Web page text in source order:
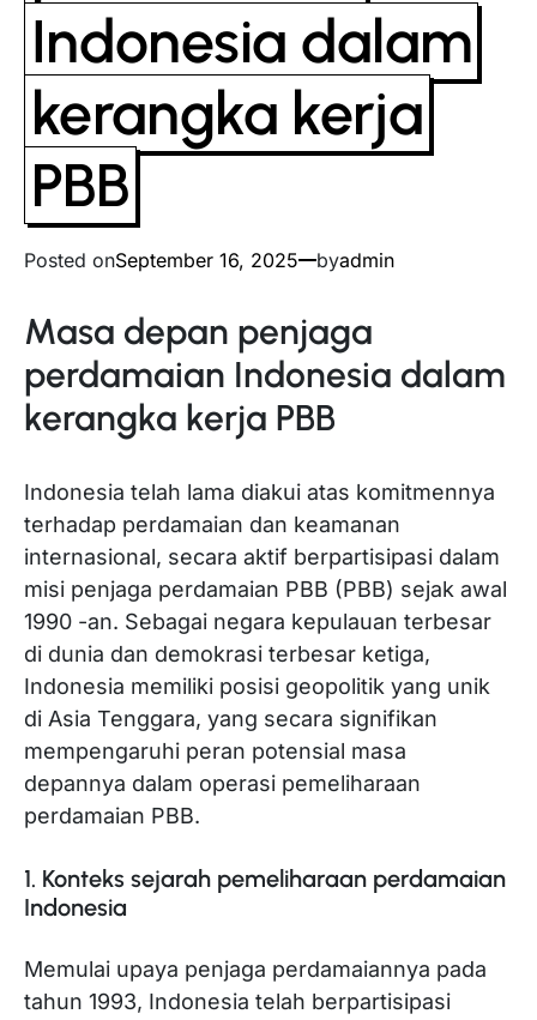
Indonesia dalam
kerangka kerja
PBB
Posted onSeptember 16, 2025 byadmin
Masa depan penjaga
perdamaian Indonesia dalam
kerangka kerja PBB
Indonesia telah lama diakui atas komitmennya
terhadap perdamaian dan keamanan
internasional, secara aktif berpartisipasi dalam
misi penjaga perdamaian PBB (PBB) sejak awal
1990 -an. Sebagai negara kepulauan terbesar
di dunia dan demokrasi terbesar ketiga,
Indonesia memiliki posisi geopolitik yang unik
di Asia Tenggara, yang secara signifikan
mempengaruhi peran potensial masa
depannya dalam operasi pemeliharaan
perdamaian PBB.
1. Konteks sejarah pemeliharaan perdamaian
Indonesia
Memulai upaya penjaga perdamaiannya pada
tahun 1993, Indonesia telah berpartisipasi